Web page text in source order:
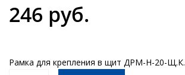
246 руб.
Рамка для крепления в щит ДРМ-Н-20-Щ.К.